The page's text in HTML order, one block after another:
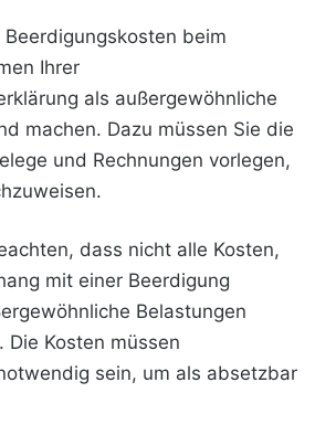
beim
Ihrer
als außergewöhnliche
machen. Dazu müssen Sie die
und Rechnungen vorlegen,
dass nicht alle Kosten,
mit einer Beerdigung
Belastungen
Kosten müssen
sein, um als absetzbar